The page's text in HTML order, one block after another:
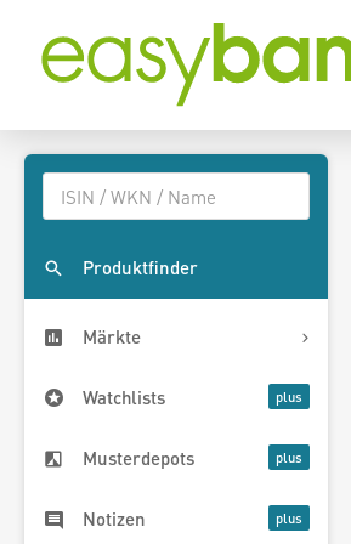
Produktfinder
Märkte
Watchlists
Musterdepots
Notizen